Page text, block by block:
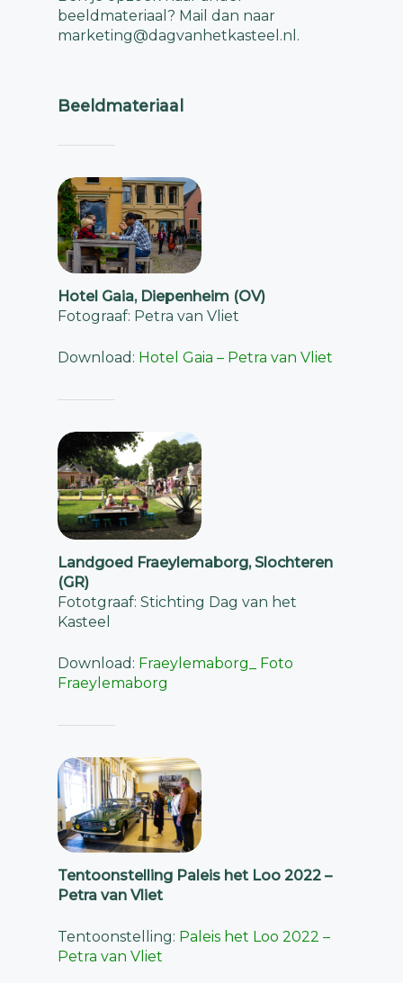
beeldmateriaal? Mail dan naar
marketing@dagvanhetkasteel.nl .
Beeldmateriaal
Hotel Gaia, Diepenheim (OV)
Fotograaf: Petra van Vliet
Download: Hotel Gaia – Petra van Vliet
Landgoed Fraeylemaborg, Slochteren
(GR)
Fototgraaf: Stichting Dag van het
Kasteel
Download: Fraeylemaborg_ Foto
Fraeylemaborg
Tentoonstelling Paleis het Loo 2022 –
Petra van Vliet
Tentoonstelling: Paleis het Loo 2022 –
Petra van Vliet